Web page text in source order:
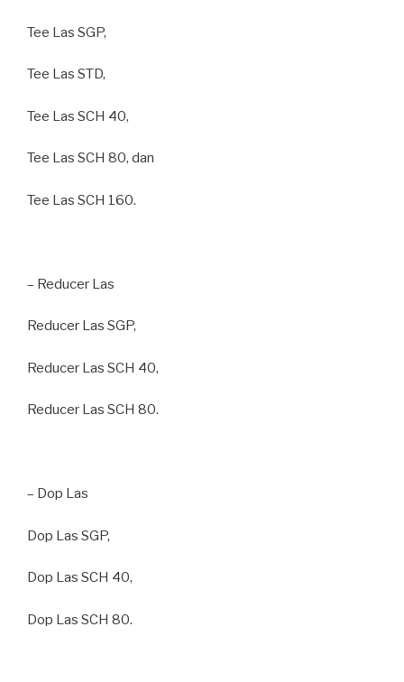
Tee Las SGP,
Tee Las STD,
Tee Las SCH 40,
Tee Las SCH 80, dan
Tee Las SCH 160.
– Reducer Las
Reducer Las SGP,
Reducer Las SCH 40,
Reducer Las SCH 80.
– Dop Las
Dop Las SGP,
Dop Las SCH 40,
Dop Las SCH 80.